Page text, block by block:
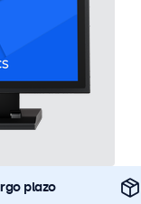
plazo